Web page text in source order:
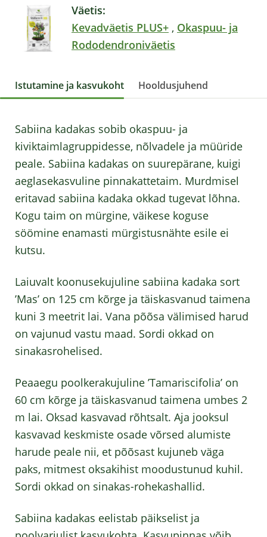
Väetis:
Kevadväetis PLUS+ , Okaspuu- ja
Rododendroniväetis
Istutamine ja kasvukoht Hooldusjuhend
Sabiina kadakas sobib okaspuu- ja
kiviktaimlagruppidesse, nõlvadele ja müüride
peale. Sabiina kadakas on suurepärane, kuigi
aeglasekasvuline pinnakattetaim. Murdmisel
eritavad sabiina kadaka okkad tugevat lõhna.
Kogu taim on mürgine, väikese koguse
söömine enamasti mürgistusnähte esile ei
kutsu.
Laiuvalt koonusekujuline sabiina kadaka sort
’Mas’ on 125 cm kõrge ja täiskasvanud taimena
kuni 3 meetrit lai. Vana põõsa välimised harud
on vajunud vastu maad. Sordi okkad on
sinakasrohelised.
Peaaegu poolkerakujuline ’Tamariscifolia’ on
60 cm kõrge ja täiskasvanud taimena umbes 2
m lai. Oksad kasvavad rõhtsalt. Aja jooksul
kasvavad keskmiste osade võrsed alumiste
harude peale nii, et põõsast kujuneb väga
paks, mitmest oksakihist moodustunud kuhil.
Sordi okkad on sinakas-rohekashallid.
Sabiina kadakas eelistab päikselist ja